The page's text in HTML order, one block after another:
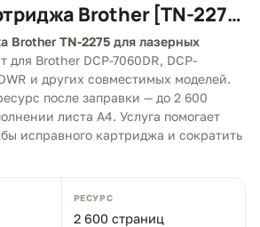
Заправка картриджа Brother [TN-2275]
Brother TN-2275 для лазерных
для Brother DCP-7060DR, DCP-
и других совместимых моделей.
после заправки — до 2 600
листа A4. Услуга помогает
исправного картриджа и сократить
РЕСУРС
2 600 страниц